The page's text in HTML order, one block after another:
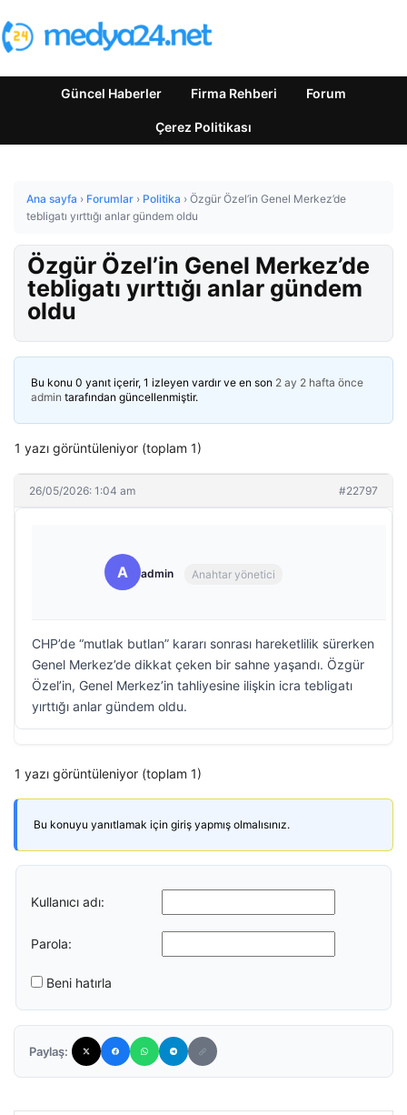
Güncel Haberler Firma Rehberi Forum
Çerez Politikası
Ana sayfa › Forumlar › Politika › Özgür Özel’in Genel Merkez’de
tebligatı yırttığı anlar gündem oldu
Özgür Özel’in Genel Merkez’de
tebligatı yırttığı anlar gündem
oldu
Bu konu 0 yanıt içerir, 1 izleyen vardır ve en son 2 ay 2 hafta önce
admin tarafından güncellenmiştir.
1 yazı görüntüleniyor (toplam 1)
26/05/2026: 1:04 am #22797
A admin Anahtar yönetici
CHP’de “mutlak butlan” kararı sonrası hareketlilik sürerken
Genel Merkez’de dikkat çeken bir sahne yaşandı. Özgür
Özel’in, Genel Merkez’in tahliyesine ilişkin icra tebligatı
yırttığı anlar gündem oldu.
1 yazı görüntüleniyor (toplam 1)
Bu konuyu yanıtlamak için giriş yapmış olmalısınız.
Kullanıcı adı:
Parola:
Beni hatırla
Paylaş: